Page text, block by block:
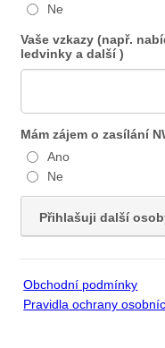
Ne
Vaše vzkazy (např.
ledvinky a další )
Mám zájem o zasílání
Ano
Ne
Přihlašuji další
2. osoba
Jméno
Obchodní podmínky
Pravidla ochrany